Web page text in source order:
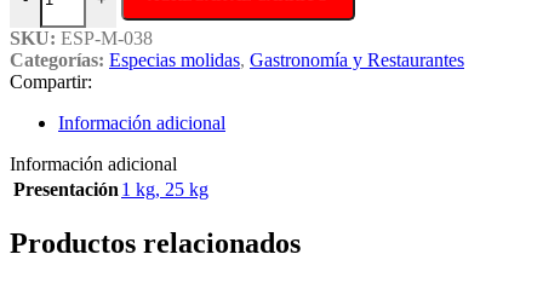
SKU: ESP-M-038
Categorías: Especias molidas, Gastronomía y Restaurantes
Compartir:
Información adicional
Información adicional
Presentación 1 kg, 25 kg
Productos relacionados